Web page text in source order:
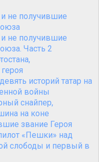
не получившие
не получившие
Часть 2
историй татар на
войны
снайпер,
на коне
звание Героя
«Пешки» над
слободы и первый в